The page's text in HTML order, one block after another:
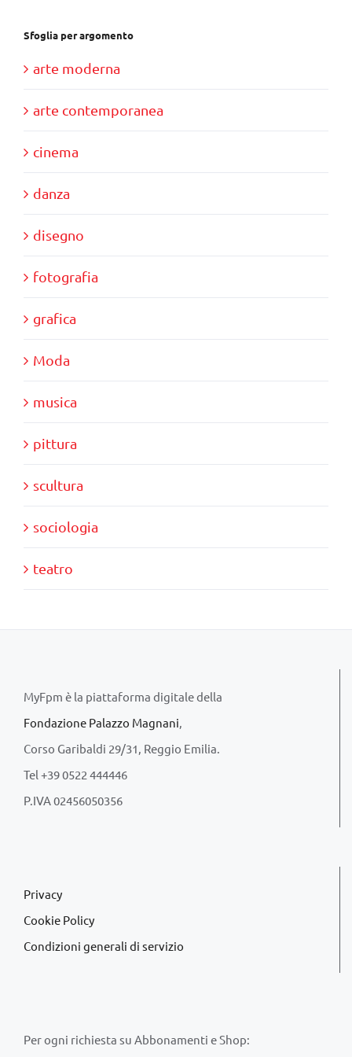
Sfoglia per argomento
arte moderna
arte contemporanea
cinema
danza
disegno
fotografia
grafica
Moda
musica
pittura
scultura
sociologia
teatro
MyFpm è la piattaforma digitale della
Fondazione Palazzo Magnani,
Corso Garibaldi 29/31, Reggio Emilia.
Tel +39 0522 444446
P.IVA 02456050356
Privacy
Cookie Policy
Condizioni generali di servizio
Per ogni richiesta su Abbonamenti e Shop: